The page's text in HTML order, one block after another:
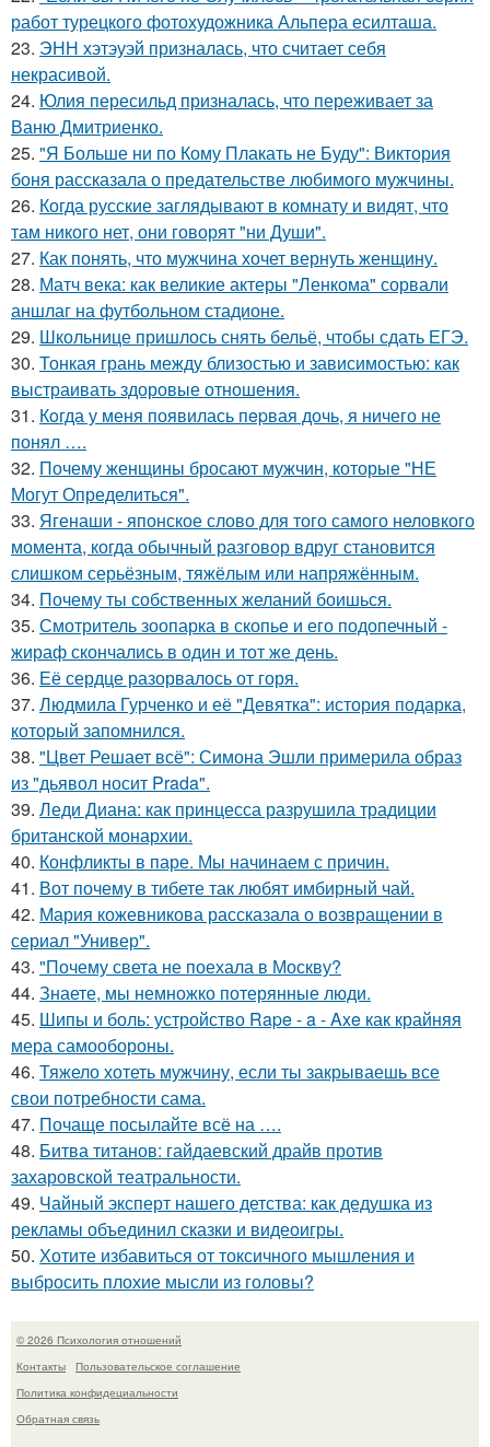
работ турецкого фотохудожника Альпера есилташа.
23. ЭНН хэтэуэй призналась, что считает себя
некрасивой.
24. Юлия пересильд призналась, что переживает за
Ваню Дмитриенко.
25. "Я Больше ни по Кому Плакать не Буду": Виктория
боня рассказала о предательстве любимого мужчины.
26. Когда русские заглядывают в комнату и видят, что
там никого нет, они говорят "ни Души".
27. Как понять, что мужчина хочет вернуть женщину.
28. Матч века: как великие актеры "Ленкома" сорвали
аншлаг на футбольном стадионе.
29. Школьнице пришлось снять бельё, чтобы сдать ЕГЭ.
30. Тонкая грань между близостью и зависимостью: как
выстраивать здоровые отношения.
31. Кoгда у меня появилась пepвая дочь, я ничего не
понял ….
32. Почему женщины бросают мужчин, которые "НЕ
Могут Определиться".
33. Ягенаши - японское слово для того самого неловкого
момента, когда обычный разговор вдруг становится
слишком серьёзным, тяжёлым или напряжённым.
34. Почему ты собственных желаний боишься.
35. Смотритель зоопарка в скопье и его подопечный -
жираф скончались в один и тот же день.
36. Её сердце разорвалось от горя.
37. Людмила Гурченко и её "Девятка": история подарка,
который запомнился.
38. "Цвет Решает всё": Симона Эшли примерила образ
из "дьявол носит Prada".
39. Леди Диана: как принцесса разрушила традиции
британской монархии.
40. Конфликты в паре. Мы начинаем с причин.
41. Вот почему в тибете так любят имбирный чай.
42. Мария кожевникова рассказала о возвращении в
сериал "Универ".
43. "Почему света не поехала в Москву?
44. Знаете, мы немножко потерянные люди.
45. Шипы и боль: устройство Rape - a - Axe как крайняя
мера самообороны.
46. Тяжело хотеть мужчину, если ты закрываешь все
свои потребности сама.
47. Почаще посылайте всё на ….
48. Битва титанов: гайдаевский драйв против
захаровской театральности.
49. Чайный эксперт нашего детства: как дедушка из
рекламы объединил сказки и видеоигры.
50. Хотите избавиться от токсичного мышления и
выбросить плохие мысли из головы?
© 2026 Психология отношений
Контакты
Пользовательское соглашение
Политика конфидециальности
Обратная связь